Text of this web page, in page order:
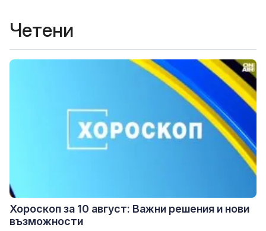
Четени
Хороскоп за 10 август: Важни решения и нови
възможности